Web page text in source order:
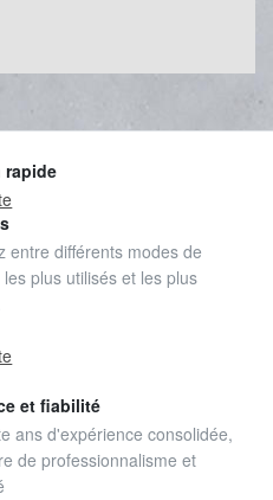
rapide
entre différents modes de
plus utilisés et les plus
et fiabilité
ans d'expérience consolidée,
de professionnalisme et